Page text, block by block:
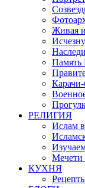
Живая
Память
Карачи-
РЕЛИГИЯ
Ислам
КУХНЯ